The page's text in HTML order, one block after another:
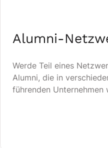
Alumni-
Werde Teil eines
Alumni, die in
führenden